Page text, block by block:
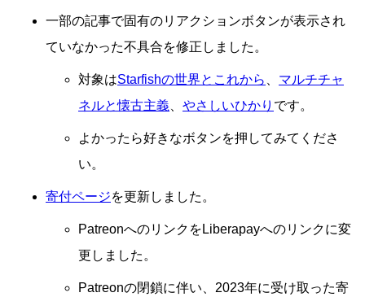
一部の記事で固有のリアクションボタンが表示され
ていなかった不具合を修正しました。
対象はStarfishの世界とこれから
マルチチャ
ネルと懐古主義
やさしいひかり です。
よかったら好きなボタンを押してみてくださ
い。
寄付ページを更新しました。
PatreonへのリンクをLiberapayへのリンクに変
更しました。
Patreonの閉鎖に伴い、2023年に受け取った寄